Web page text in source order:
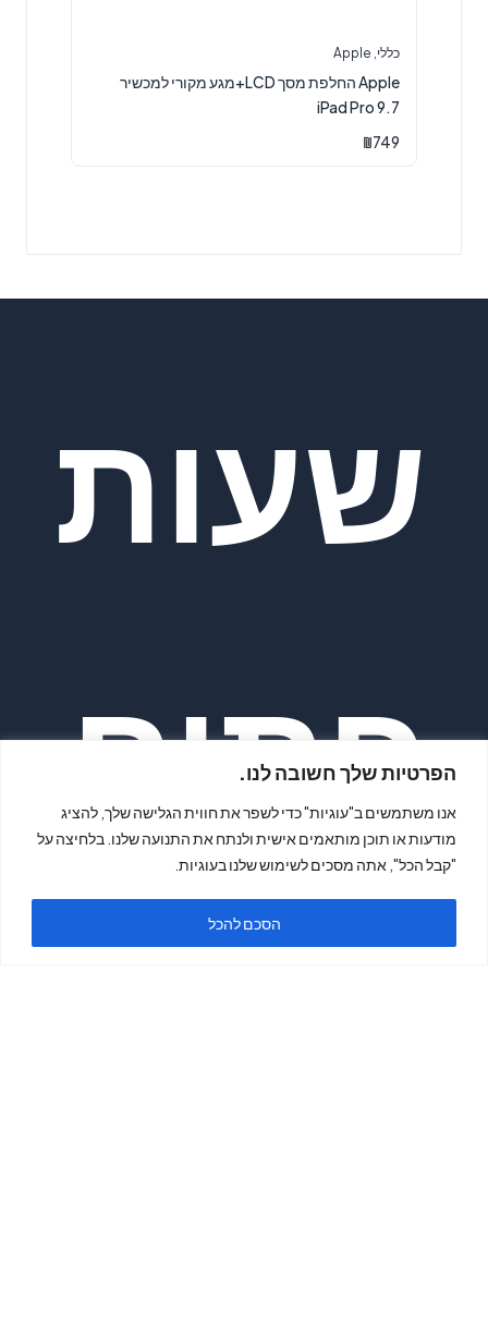
הפרטיות שלך חשובה לנו.
אנו משתמשים ב"עוגיות" כדי לשפר את חווית הגלישה שלך, להציג
מודעות או תוכן מותאמים אישית ולנתח את התנועה שלנו. בלחיצה על
"קבל הכל", אתה מסכים לשימוש שלנו בעוגיות.
הסכם להכל
כללי Apple
Apple החלפת מסך LCD+מגע מקורי למכשיר
iPad Pro 9.7
₪749
שעות
פתיח